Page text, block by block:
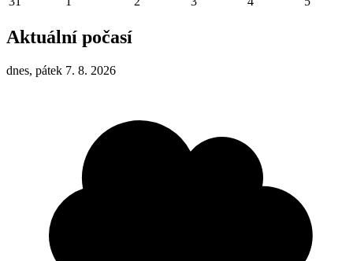
Aktuální počasí
dnes, pátek 7. 8. 2026